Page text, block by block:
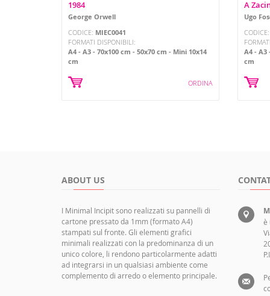
1984
George Orwell
CODICE: MIEC0041
FORMATI DISPONIBILI:
A4
A3 70x100 cm 50x70 cm
Mini 10x14
cm
ORDINA
A
Ugo
CODICE:
A4
A3
cm
ABOUT US
I Minimal Incipit sono realizzati su pannelli di
cartone pressato da 1mm (formato A4)
stampati sul fronte. Gli elementi grafici
minimali realizzati con la predominanza di un
unico colore, li rendono particolarmente adatti
ad integrarsi in un qualsiasi ambiente come
complemento di arredo o elemento principale.
è